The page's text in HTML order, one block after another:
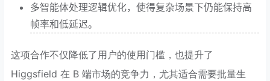
多智能体处理逻辑优化，使得复杂场景下仍能保持高
帧率和低延迟。
这项合作不仅降低了用户的使用门槛，也提升了
Higgsfield 在 B 端市场的竞争力，尤其适合需要批量生